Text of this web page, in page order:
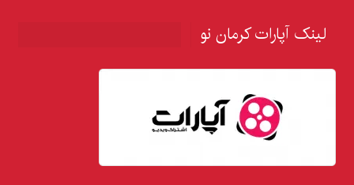
لینک آپارات کرمان نو